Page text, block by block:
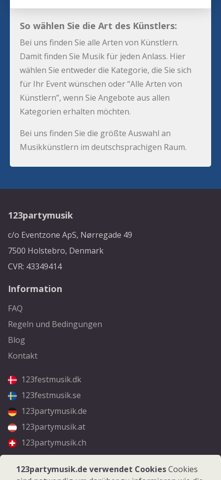
So wählen Sie die Art des Künstlers:
Bei uns finden Sie alle Arten von Künstlern.
Damit finden Sie Musik für jeden Anlass. Hier
wählen Sie entweder die Kategorie, die Sie sich
für Ihr Event wünschen oder “Alle Arten von
Künstlern”, wenn Sie Angebote aus allen
Kategorien erhalten möchten.
Bei uns finden Sie die größte Auswahl an
Musikkünstlern im deutschsprachigen Raum.
123partymusik
c/o Eventzone ApS, Nørregade 49
7500 Holstebro, Denmark
CVR: 43349414
Information
FAQ
Regeln und Bedingungen
Blog
Kontakt
123festmusik.dk
123festmusik.se
123partymusik.de
123partymusik.at
123partymusik.ch
Folgen Sie uns
123partymusik.de verwendet CookiesCookies